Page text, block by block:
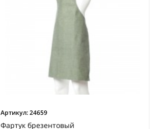
Артикул:24659
Фартук брезентовый